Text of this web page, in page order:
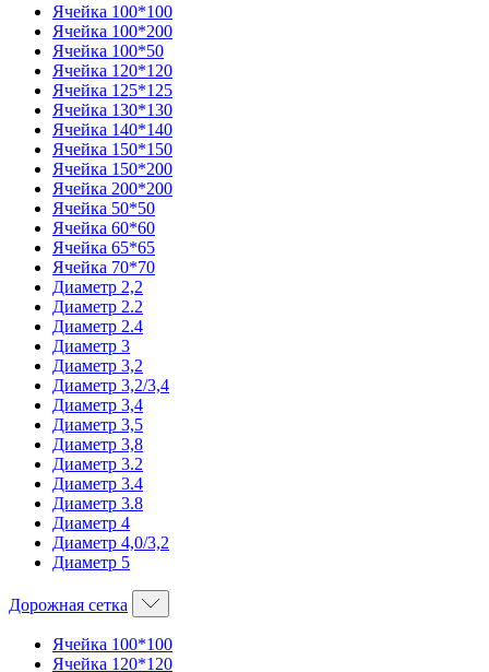
Ячейка 100*100
Ячейка 100*200
Ячейка 100*50
Ячейка 120*120
Ячейка 125*125
Ячейка 130*130
Ячейка 140*140
Ячейка 150*150
Ячейка 150*200
Ячейка 200*200
Ячейка 50*50
Ячейка 60*60
Ячейка 65*65
Ячейка 70*70
Диаметр 2,2
Диаметр 2.2
Диаметр 2.4
Диаметр 3
Диаметр 3,2
Диаметр 3,2/3,4
Диаметр 3,4
Диаметр 3,5
Диаметр 3,8
Диаметр 3.2
Диаметр 3.4
Диаметр 3.8
Диаметр 4
Диаметр 4,0/3,2
Диаметр 5
Дорожная сетка
Ячейка 100*100
Ячейка 120*120